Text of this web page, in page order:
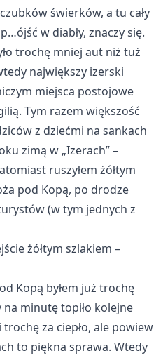
świerków, a tu cały
w diabły, znaczy się.
trochę mniej aut niż tuż
największy izerski
miejsca postojowe
Tym razem większość
z dziećmi na sankach
zimą w „Izerach” –
ruszyłem żółtym
pod Kopą, po drodze
(w tym jednych z
żółtym szlakiem –
Kopą byłem już trochę
na minutę topiło kolejne
za ciepło, ale powiew
to piękna sprawa. Wtedy